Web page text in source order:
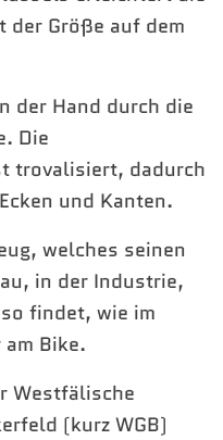
der Größe auf dem
der Hand durch die
Die
trovalisiert, dadurch
und Kanten.
welches seinen
in der Industrie,
findet, wie im
Bike.
Westfälische
(kurz WGB)